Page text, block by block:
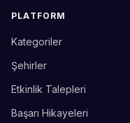
PLATFORM
Kategoriler
Şehirler
Etkinlik Talepleri
Başarı Hikayeleri